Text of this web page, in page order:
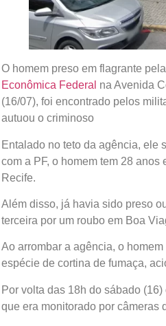
O homem preso em flagrante pela
Econômica Federal na Avenida
(16/07), foi encontrado pelos
autuou o criminoso
Entalado no teto da agência, ele
com a PF, o homem tem 28
Recife.
Além disso, já havia sido preso
terceira por um roubo em Boa
Ao arrombar a agência, o
espécie de cortina de fumaça,
Por volta das 18h do sábado
que era monitorado por câmeras